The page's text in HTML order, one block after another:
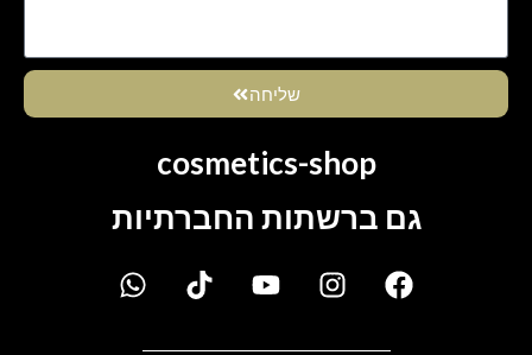
שליחה
cosmetics-shop
גם ברשתות החברתיות